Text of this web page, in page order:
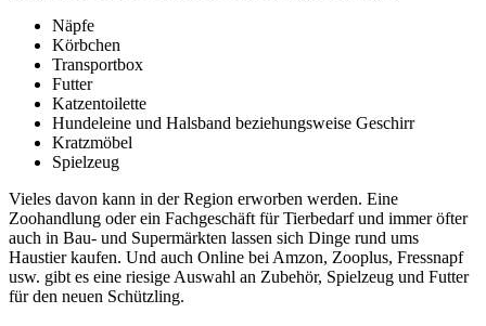
Näpfe
Körbchen
Transportbox
Futter
Katzentoilette
Hundeleine und Halsband beziehungsweise Geschirr
Kratzmöbel
Spielzeug
Vieles davon kann in der Region erworben werden. Eine
Zoohandlung oder ein Fachgeschäft für Tierbedarf und immer öfter
auch in Bau- und Supermärkten lassen sich Dinge rund ums
Haustier kaufen. Und auch Online bei Amzon, Zooplus, Fressnapf
usw. gibt es eine riesige Auswahl an Zubehör, Spielzeug und Futter
für den neuen Schützling.